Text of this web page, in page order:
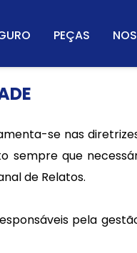
PEÇAS
se nas
sempre que
de Relatos.
pela